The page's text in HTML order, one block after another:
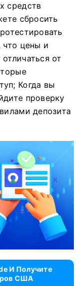
средств
сбросить
что цены и
от
Когда вы
проверку
депозита
И Получите
США